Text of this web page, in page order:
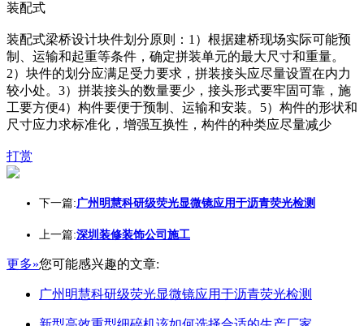
装配式
装配式梁桥设计块件划分原则：1）根据建桥现场实际可能预
制、运输和起重等条件，确定拼装单元的最大尺寸和重量。
2）块件的划分应满足受力要求，拼装接头应尽量设置在内力
较小处。3）拼装接头的数量要少，接头形式要牢固可靠，施
工要方便4）构件要便于预制、运输和安装。5）构件的形状和
尺寸应力求标准化，增强互换性，构件的种类应尽量减少
打赏
下一篇:广州明慧科研级荧光显微镜应用于沥青荧光检测
上一篇:深圳装修装饰公司施工
更多»您可能感兴趣的文章:
广州明慧科研级荧光显微镜应用于沥青荧光检测